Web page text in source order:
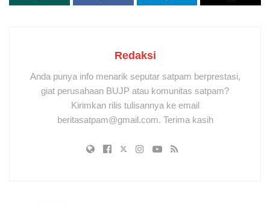
Redaksi
Anda punya info menarik seputar satpam berprestasi,
giat perusahaan BUJP atau komunitas satpam?
Kirimkan rilis tulisannya ke email
beritasatpam@gmail.com. Terima kasih